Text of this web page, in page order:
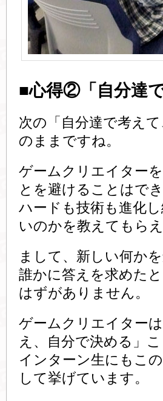
■心得②「自分達
次の「自分達で考え
のままですね。
ゲームクリエイターを
とを避けることはでき
ハードも技術も進化
いのかを教えてもら
まして、新しい何か
誰かに答えを求めた
はずがありません。
ゲームクリエイター
え、自分で決める」
インターン生にもこ
して挙げています。